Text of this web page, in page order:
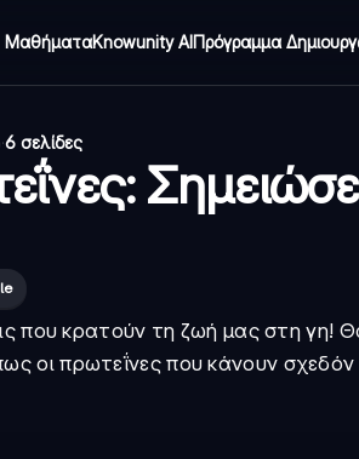
ΜαθήματαKnowunity AIΠρόγραμμα
·6 σελίδες
που κρατούν τη ζωή μας στη γη!
οι πρωτεΐνες που κάνουν